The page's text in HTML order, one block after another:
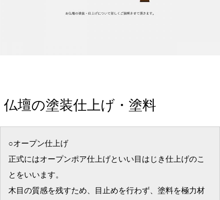
仏壇の塗装仕上げ・塗料
○オープン仕上げ
正式にはオープンポア仕上げといい目はじき仕上げのこ
とをいいます。
木目の質感を残すため、目止めを行わず、塗料を極力材